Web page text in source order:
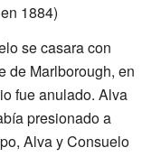
1884)
se casara con
de Marlborough, en
fue anulado. Alva
presionado a
Alva y Consuelo